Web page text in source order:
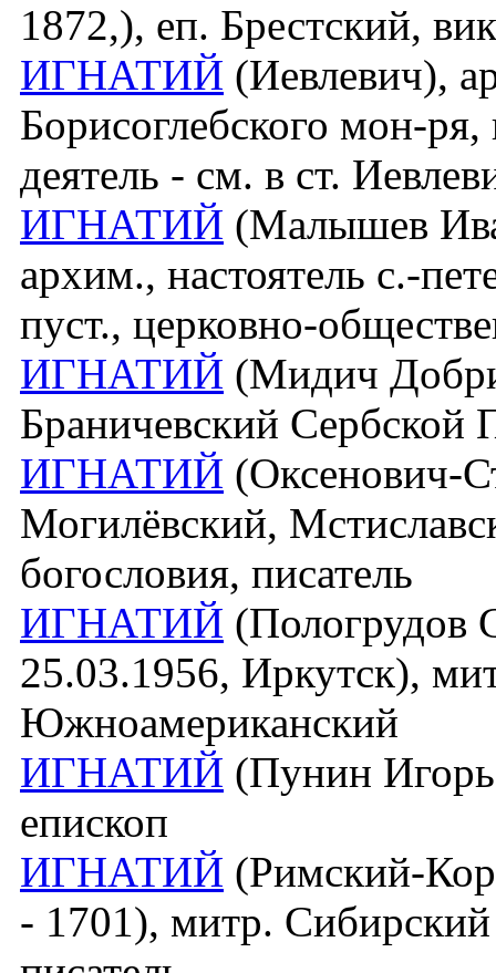
1872,), еп. Брестский,
ИГНАТИЙ (Иевлевич),
Борисоглебского мон-
деятель - см. в ст.
ИГНАТИЙ (Малышев
архим., настоятель с.-
пуст., церковно-
ИГНАТИЙ (Мидич
Браничевский Сербской
ИГНАТИЙ (Оксенович-
Могилёвский,
богословия, писатель
ИГНАТИЙ (Пологрудов
25.03.1956, Иркутск),
Южноамериканский
ИГНАТИЙ (Пунин
епископ
ИГНАТИЙ (Римский-
- 1701), митр.